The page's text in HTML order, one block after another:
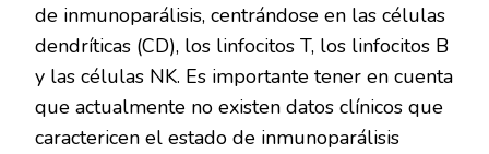
de inmunoparálisis, centrándose en las células
dendríticas (CD), los linfocitos T, los linfocitos B
y las células NK. Es importante tener en cuenta
que actualmente no existen datos clínicos que
caractericen el estado de inmunoparálisis